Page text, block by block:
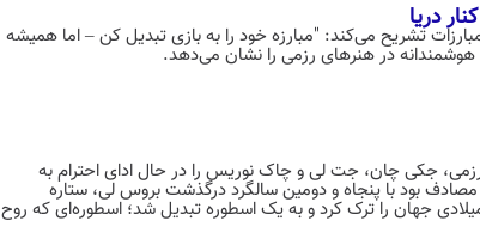
دریا
تشریح می‌کند: "مبارزه خود را به بازی تبدیل کن – اما همیشه
در هنرهای رزمی را نشان می‌دهد.
جکی چان، جت لی و چاک نوریس را در حال ادای احترام به
لی، نماد بی‌بدیل سینمای رزمی، نشان می‌دهد./۲۰ جولای (29 تیرماه 1404) مصادف بود با پنجاه و دومین سالگرد درگذشت بروس لی، ستاره
هنرهای رزمی و سینما. او در حالی که تنها ۳۲ سال داشت، در سال ۱۹۷۳ میلادی جهان را ترک کرد و به یک اسطوره تبدیل شد؛ اسطوره‌ای که روح